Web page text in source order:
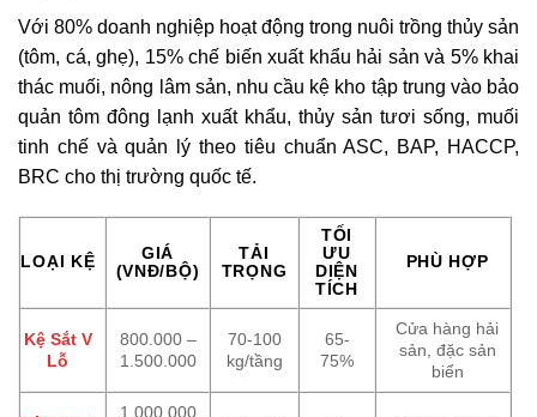
Với 80% doanh nghiệp hoạt động trong nuôi trồng thủy sản
(tôm, cá, ghẹ), 15% chế biến xuất khẩu hải sản và 5% khai
thác muối, nông lâm sản, nhu cầu kệ kho tập trung vào bảo
quản tôm đông lạnh xuất khẩu, thủy sản tươi sống, muối
tinh chế và quản lý theo tiêu chuẩn ASC, BAP, HACCP,
BRC cho thị trường quốc tế.
LOẠI KỆ
GIÁ
(VNĐ/BỘ)
TẢI
TRỌNG
TỐI
ƯU
DIỆN
TÍCH
PHÙ HỢP
Kệ Sắt V
Lỗ
800.000 –
1.500.000
70-100
kg/tầng
65-
75%
Cửa hàng hải
sản, đặc sản
biển
1.000.000